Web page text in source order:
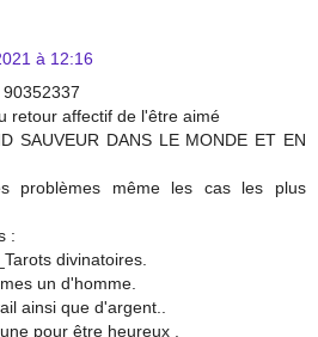
à 12:16
retour affectif de l'être aimé
SAUVEUR DANS LE MONDE ET EN
problèmes même les cas les plus
:
divinatoires.
un d'homme.
ainsi que d'argent..
pour être heureux .